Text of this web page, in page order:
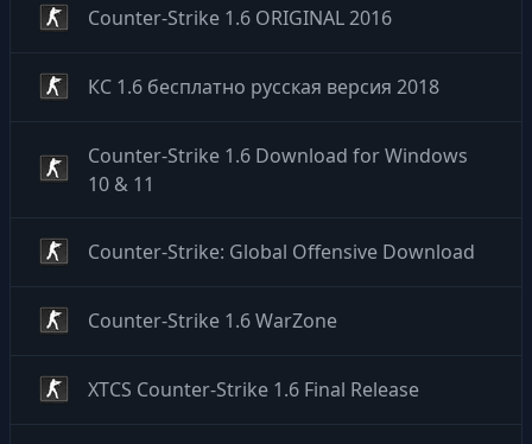
Counter-Strike 1.6 ORIGINAL 2016
КС 1.6 бесплатно русская версия 2018
Counter-Strike 1.6 Download for Windows
10 & 11
Counter-Strike: Global Offensive Download
Counter-Strike 1.6 WarZone
XTCS Counter-Strike 1.6 Final Release